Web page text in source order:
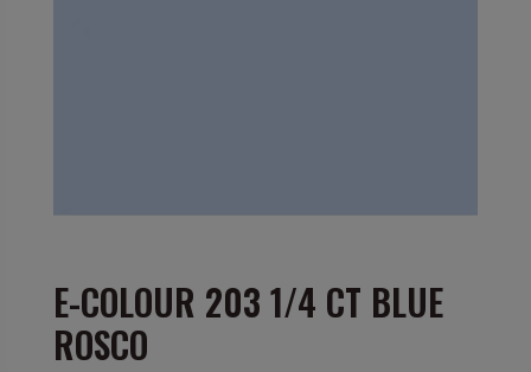
E-COLOUR 203 1/4 CT BLUE
ROSCO